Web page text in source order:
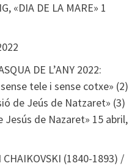
«DIA DE LA MARE» 1
DE L’ANY 2022:
tele i sense cotxe» (2)
de Jeús de Natzaret» (3)
Jesús de Nazaret» 15 abril,
CHAIKOVSKI (1840-1893) /